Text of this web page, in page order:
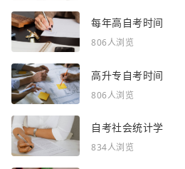
每年高自考时间
806人浏览
高升专自考时间
806人浏览
自考社会统计学
834人浏览